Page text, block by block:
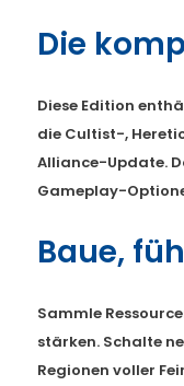
Die
Diese Edition
die Cultist-,
Alliance-Update.
Gameplay-
Baue,
Sammle
stärken. Schalte
Regionen voller